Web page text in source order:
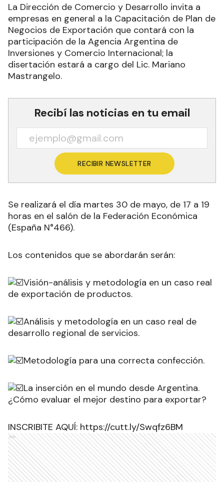
La Dirección de Comercio y Desarrollo invita a
empresas en general a la Capacitación de Plan de
Negocios de Exportación que contará con la
participación de la Agencia Argentina de
Inversiones y Comercio Internacional; la
disertación estará a cargo del Lic. Mariano
Mastrangelo.
Recibí las noticias en tu email
RECIBIR NEWSLETTER
Se realizará el día martes 30 de mayo, de 17 a 19
horas en el salón de la Federación Económica
(España N°466).
Los contenidos que se abordarán serán:
Visión-análisis y metodología en un caso real
de exportación de productos.
Análisis y metodología en un caso real de
desarrollo regional de servicios.
Metodología para una correcta confección.
La inserción en el mundo desde Argentina.
¿Cómo evaluar el mejor destino para exportar?
INSCRIBITE AQUÍ: https://cutt.ly/Swqfz6BM
Ads